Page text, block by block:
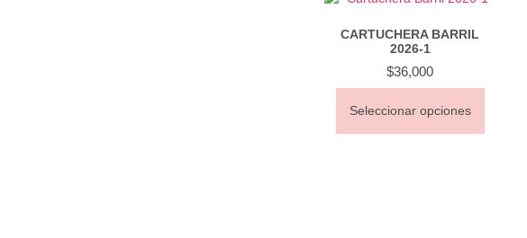
CARTUCHERA BARRIL
2026-1
$36,000
Seleccionar opciones